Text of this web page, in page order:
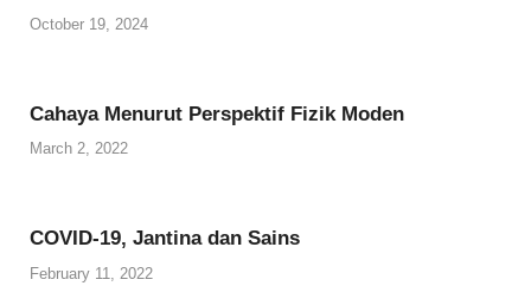
October 19, 2024
Cahaya Menurut Perspektif Fizik Moden
March 2, 2022
COVID-19, Jantina dan Sains
February 11, 2022